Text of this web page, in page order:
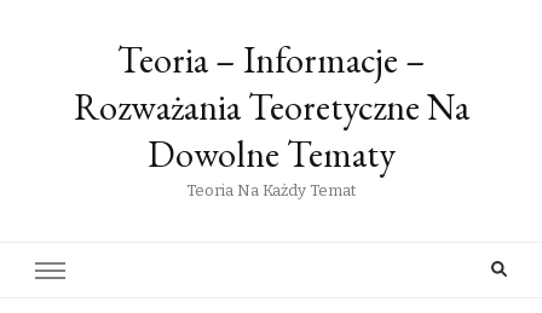
Teoria – Informacje –
Rozważania Teoretyczne Na
Dowolne Tematy
Teoria Na Każdy Temat